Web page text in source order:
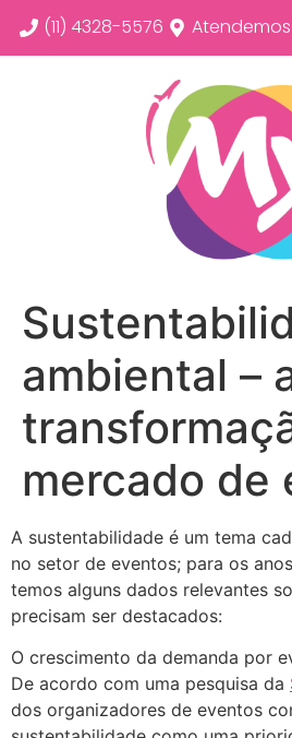
(11) 4328-5576
ambiental –
mercado de
A sustentabilidade é um tema
no setor de eventos; para os
temos alguns dados relevantes
precisam ser destacados:
O crescimento da demanda por
De acordo com uma pesquisa da
dos organizadores de eventos